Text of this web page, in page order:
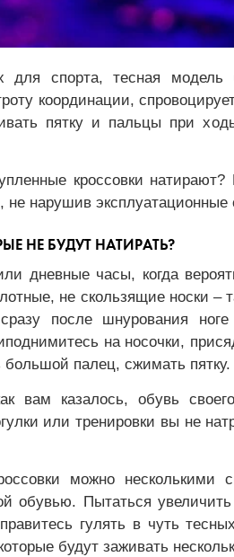
для спорта, тесная
координации,
пятку и пальцы при
кроссовки натирают?
не нарушив
НЕ БУДУТ НАТИРАТЬ?
дневные часы, когда
не скользящие носки –
после шнурования
на носочки,
палец, сжимать пятку.
вам казалось, обувь
или тренировки вы не
можно
обувью. Пытаться
гулять в чуть
будут заживать